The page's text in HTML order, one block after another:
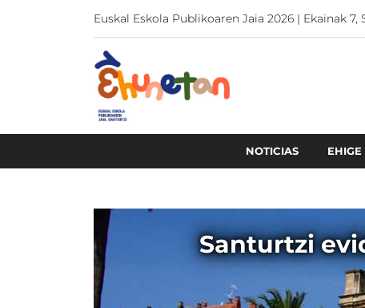
Euskal Eskola Publikoaren Jaia 2026 | Ekainak 7,
NOTICIAS EHIGE
Santurtzi